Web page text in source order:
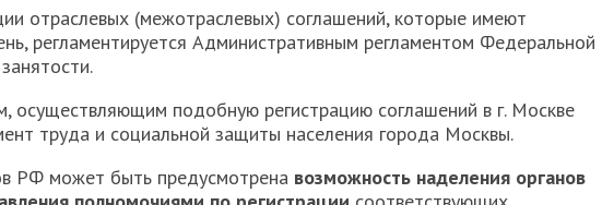
отраслевых (межотраслевых) соглашений, которые имеют
регламентируется Административным регламентом Федеральной
осуществляющим подобную регистрацию соглашений в г. Москве
труда и социальной защиты населения города Москвы.
РФ может быть предусмотрена возможность наделения органов